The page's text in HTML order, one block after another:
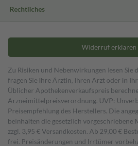
Rechtliches
Widerruf erklären
Zu Risiken und Nebenwirkungen lesen Sie
fragen Sie Ihre Ärztin, Ihren Arzt oder in
Üblicher Apothekenverkaufspreis
Arzneimittelpreisverordnung. UVP:
Preisempfehlung des Herstellers. Die
beinhalten die gesetzlich vorgeschriebene
zzgl. 3,95 € Versandkosten. Ab 29,00 €
frei. Preisänderungen und Irrtümer